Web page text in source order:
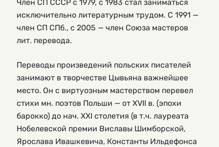
Член СП СССР с 1979, с 1983 стал заниматься
исключительно литературным трудом. С 1991 —
член СП СПб., с 2005 — член Союза мастеров
лит. перевода.
Переводы произведений польских писателей
занимают в творчестве Цывьяна важнейшее
место. Он с виртуозным мастерством перевел
стихи мн. поэтов Польши — от XVII в. (эпохи
барокко) до нач. XXI столетия (в т.ч. лауреата
Нобелевской премии Виславы Шимборской,
Ярослава Ивашкевича, Константы Ильдефонса